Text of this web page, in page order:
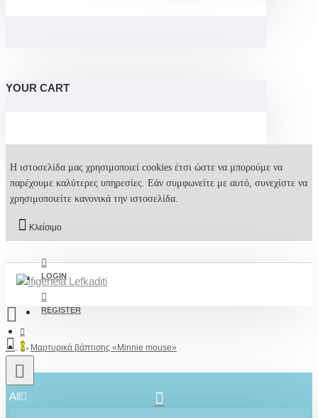
YOUR CART
Η ιστοσελίδα μας χρησιμοποιεί cookies έτσι ώστε να μπορούμε να
παρέχουμε καλύτερες υπηρεσίες. Εάν συμφωνείτε με αυτό, συνεχίστε να
χρησιμοποιείτε κανονικά την ιστοσελίδα.
Κλείσιμο
LOGIN
REGISTER
0
All
Μαρτυρικά βάπτισης «Minnie mouse»